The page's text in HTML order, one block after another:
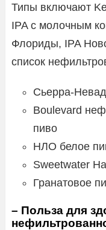
Типы включают
IPA с молочным
Флориды, IPA
список
Сьерра-
Boulevard
пиво
НЛО белое
Sweetwater
Гранатовое
– Польза для